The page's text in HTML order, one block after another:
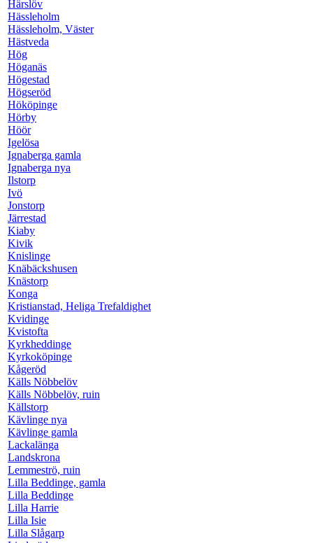
Härslöv
Hässleholm
Hässleholm, Väster
Hästveda
Hög
Höganäs
Högestad
Högseröd
Hököpinge
Hörby
Höör
Igelösa
Ignaberga gamla
Ignaberga nya
Ilstorp
Ivö
Jonstorp
Järrestad
Kiaby
Kivik
Knislinge
Knäbäckshusen
Knästorp
Konga
Kristianstad, Heliga Trefaldighet
Kvidinge
Kvistofta
Kyrkheddinge
Kyrkoköpinge
Kågeröd
Källs Nöbbelöv
Källs Nöbbelöv, ruin
Källstorp
Kävlinge nya
Kävlinge gamla
Lackalänga
Landskrona
Lemmeströ, ruin
Lilla Beddinge, gamla
Lilla Beddinge
Lilla Harrie
Lilla Isie
Lilla Slågarp